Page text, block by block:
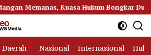
Hukum Bongkar Dugaan
Daerah Nasional Internasional